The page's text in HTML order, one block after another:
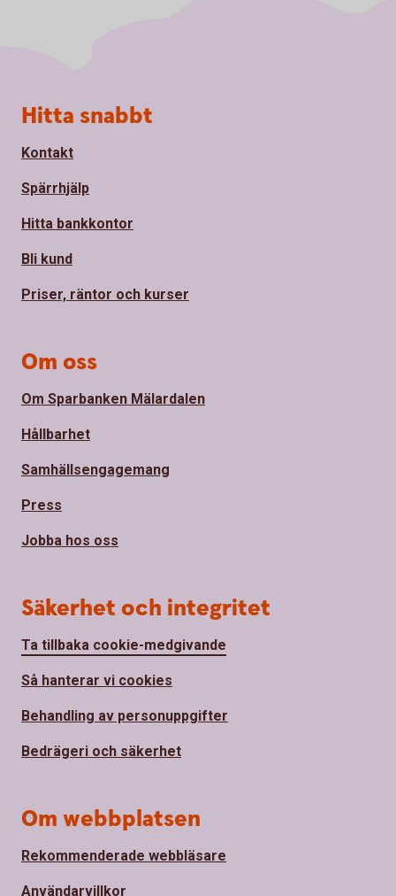
Sidfot
Hitta snabbt
Kontakt
Spärrhjälp
Hitta bankkontor
Bli kund
Priser, räntor och kurser
Om oss
Om Sparbanken Mälardalen
Hållbarhet
Samhällsengagemang
Press
Jobba hos oss
Säkerhet och integritet
Ta tillbaka cookie-medgivande
Så hanterar vi cookies
Behandling av personuppgifter
Bedrägeri och säkerhet
Om webbplatsen
Rekommenderade webbläsare
Användarvillkor